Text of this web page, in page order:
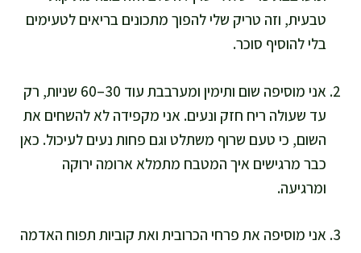
טבעית, וזה טריק שלי להפוך מתכונים בריאים לטעימים
בלי להוסיף סוכר.
אני מוסיפה שום ותימין ומערבבת עוד 30–60 שניות, רק
עד שעולה ריח חזק ונעים. אני מקפידה לא להשחים את
השום, כי טעם שרוף משתלט וגם פחות נעים לעיכול. כאן
כבר מרגישים איך המטבח מתמלא ארומה ירוקה
ומרגיעה.
אני מוסיפה את פרחי הכרובית ואת קוביות תפוח האדמה